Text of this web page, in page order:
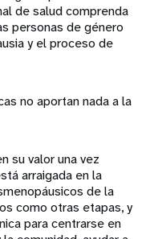
de salud comprenda
personas de género
y el proceso de
no aportan nada a la
su valor una vez
arraigada en la
de la
como otras etapas, y
para centrarse en